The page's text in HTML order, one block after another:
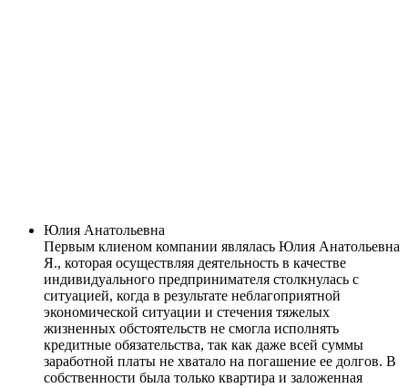
Юлия Анатольевна
Первым клиеном компании являлась Юлия Анатольевна
Я., которая осуществляя деятельность в качестве
индивидуального предпринимателя столкнулась с
ситуацией, когда в результате неблагоприятной
экономической ситуации и стечения тяжелых
жизненных обстоятельств не смогла исполнять
кредитные обязательства, так как даже всей суммы
заработной платы не хватало на погашение ее долгов. В
собственности была только квартира и заложенная